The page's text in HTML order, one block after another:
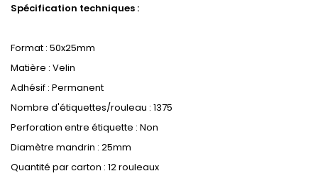
Spécification techniques :
Format : 50x25mm
Matière : Velin
Adhésif : Permanent
Nombre d'étiquettes/rouleau : 1375
Perforation entre étiquette : Non
Diamètre mandrin : 25mm
Quantité par carton : 12 rouleaux